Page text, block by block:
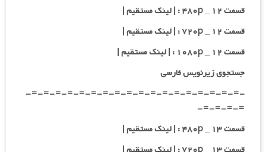
قسمت ۱۲ _ ۴۸۰p : | لینک مستقیم |
قسمت ۱۲ _ ۷۲۰p : | لینک مستقیم |
قسمت ۱۲ _ ۱۰۸۰p : | لینک مستقیم |
جستجوی زیرنویس فارسی
-=-=-=-=-=-=-=-=-=-=-=-=-=-=-=-=-=-=-
=-=-=-=-
قسمت ۱۳ _ ۴۸۰p : | لینک مستقیم |